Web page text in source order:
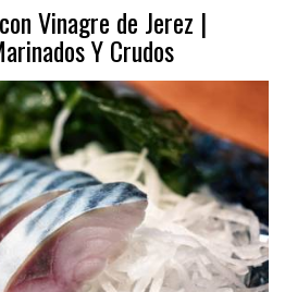
Vinagre de Jerez |
Y Crudos